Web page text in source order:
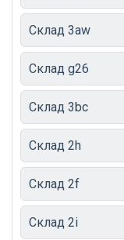
Склад 3aw
Склад g26
Склад 3bc
Склад 2h
Склад 2f
Склад 2i